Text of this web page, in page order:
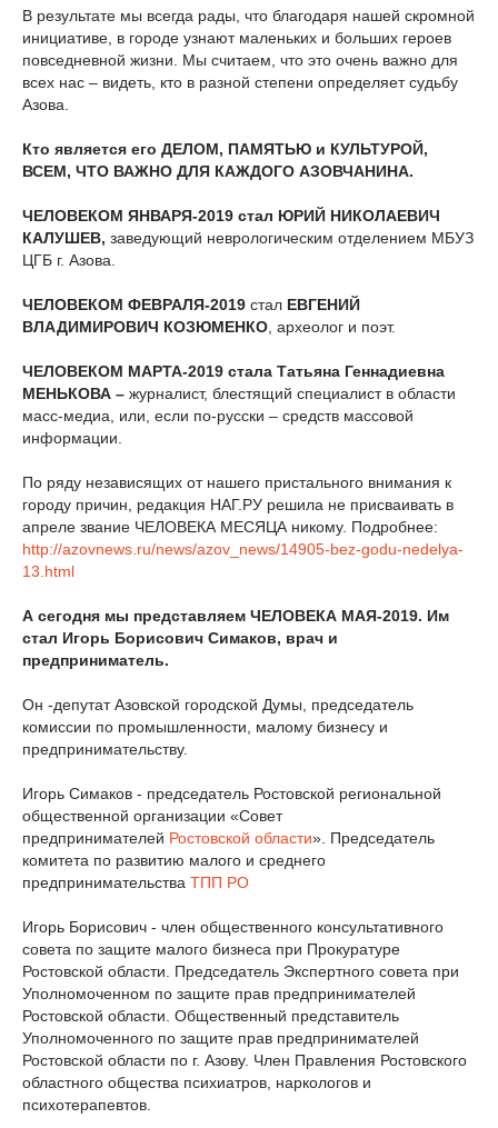
В результате мы всегда рады, что благодаря нашей скромной
инициативе, в городе узнают маленьких и больших героев
повседневной жизни. Мы считаем, что это очень важно для
всех нас – видеть, кто в разной степени определяет судьбу
Азова.
Кто является его ДЕЛОМ, ПАМЯТЬЮ и КУЛЬТУРОЙ,
ВСЕМ, ЧТО ВАЖНО ДЛЯ КАЖДОГО АЗОВЧАНИНА.
ЧЕЛОВЕКОМ ЯНВАРЯ-2019 стал ЮРИЙ НИКОЛАЕВИЧ
КАЛУШЕВ, заведующий неврологическим отделением МБУЗ
ЦГБ г. Азова.
ЧЕЛОВЕКОМ ФЕВРАЛЯ-2019 стал ЕВГЕНИЙ
ВЛАДИМИРОВИЧ КОЗЮМЕНКО , археолог и поэт.
ЧЕЛОВЕКОМ МАРТА-2019 стала Татьяна Геннадиевна
МЕНЬКОВА – журналист, блестящий специалист в области
масс-медиа, или, если по-русски – средств массовой
информации.
По ряду независящих от нашего пристального внимания к
городу причин, редакция НАГ.РУ решила не присваивать в
апреле звание ЧЕЛОВЕКА МЕСЯЦА никому. Подробнее:
http://azovnews.ru/news/azov_news/14905-bez-godu-nedelya-
13.html
А сегодня мы представляем ЧЕЛОВЕКА МАЯ-2019. Им
стал Игорь Борисович Симаков, врач и
предприниматель.
Он -депутат Азовской городской Думы, председатель
комиссии по промышленности, малому бизнесу и
предпринимательству.
Игорь Симаков - председатель Ростовской региональной
общественной организации «Совет
предпринимателей Ростовской области». Председатель
комитета по развитию малого и среднего
предпринимательства ТПП РО
Игорь Борисович - член общественного консультативного
совета по защите малого бизнеса при Прокуратуре
Ростовской области. Председатель Экспертного совета при
Уполномоченном по защите прав предпринимателей
Ростовской области. Общественный представитель
Уполномоченного по защите прав предпринимателей
Ростовской области по г. Азову. Член Правления Ростовского
областного общества психиатров, наркологов и
психотерапевтов.